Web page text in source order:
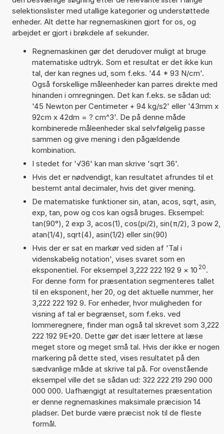
selektionslister med utallige kategorier og understøttede
enheder. Alt dette har regnemaskinen gjort for os, og
arbejdet er gjort i brøkdele af sekunder.
Regnemaskinen gør det derudover muligt at bruge
matematiske udtryk. Som et resultat er det ikke kun
tal, der kan regnes ud, som f.eks. '44 * 93 N/cm'.
Også forskellige måleenheder kan parres direkte med
hinanden i omregningen. Det kan f.eks. se sådan ud:
'45 Newton per Centimeter + 94 kg/s2' eller '43mm x
92cm x 42dm = ? cm^3'. De på denne måde
kombinerede måleenheder skal selvfølgelig passe
sammen og give mening i den pågældende
kombination.
I stedet for '√36' kan man skrive 'sqrt 36'.
Hvis det er nødvendigt, kan resultatet afrundes til et
bestemt antal decimaler, hvis det giver mening.
De matematiske funktioner sin, atan, acos, sqrt, asin,
exp, tan, pow og cos kan også bruges. Eksempel:
tan(90°), 2 exp 3, acos(1), cos(pi/2), sin(π/2), 3 pow 2,
atan(1/4), sqrt(4), asin(1/2) eller sin(90)
Hvis der er sat en markør ved siden af 'Tal i
videnskabelig notation', vises svaret som en
eksponentiel. For eksempel 3,222 222 192 9 × 10 20.
For denne form for præsentation segmenteres tallet
til en eksponent, her 20, og det aktuelle nummer, her
3,222 222 192 9. For enheder, hvor muligheden for
visning af tal er begrænset, som f.eks. ved
lommeregnere, finder man også tal skrevet som 3,222
222 192 9E+20. Dette gør det især lettere at læse
meget store og meget små tal. Hvis der ikke er nogen
markering på dette sted, vises resultatet på den
sædvanlige måde at skrive tal på. For ovenstående
eksempel ville det se sådan ud: 322 222 219 290 000
000 000. Uafhængigt at resultaternes præsentation
er denne regnemaskines maksimale præcision 14
pladser. Det burde være præcist nok til de fleste
formål.